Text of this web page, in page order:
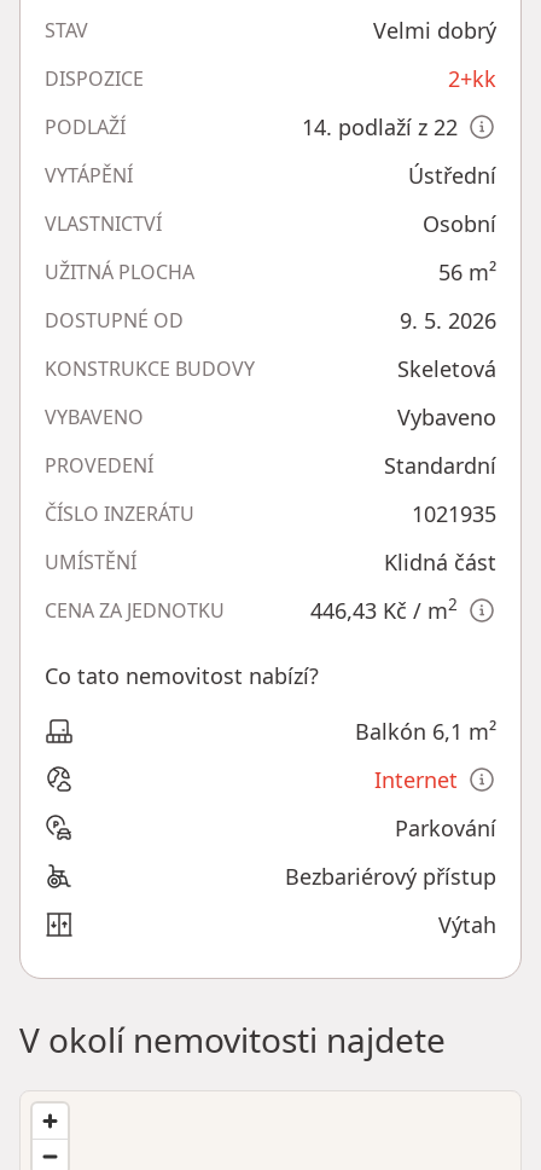
STAV Velmi dobrý
DISPOZICE 2+kk
PODLAŽÍ 14. podlaží z 22
VYTÁPĚNÍ Ústřední
VLASTNICTVÍ Osobní
UŽITNÁ PLOCHA 56 m²
DOSTUPNÉ OD 9. 5. 2026
KONSTRUKCE BUDOVY Skeletová
VYBAVENO Vybaveno
PROVEDENÍ Standardní
ČÍSLO INZERÁTU 1021935
UMÍSTĚNÍ Klidná část
CENA ZA JEDNOTKU 446,43 Kč / m2
Co tato nemovitost nabízí?
Balkón 6,1 m²
Internet
Parkování
Bezbariérový přístup
Výtah
V okolí nemovitosti najdete